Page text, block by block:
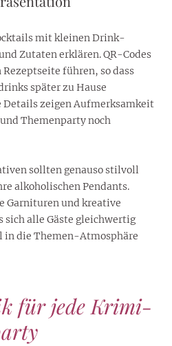
mit kleinen Drink-
Zutaten erklären. QR-Codes
führen, so dass
später zu Hause
Details zeigen Aufmerksamkeit
Themenparty noch
sollten genauso stilvoll
alkoholischen Pendants.
Garnituren und kreative
sich alle Gäste gleichwertig
in die Themen-Atmosphäre
für jede Krimi-